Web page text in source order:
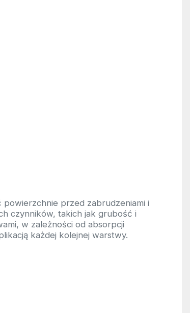
przed zabrudzeniami i
czynników, takich jak grubość i
w zależności od absorpcji
każdej kolejnej warstwy.